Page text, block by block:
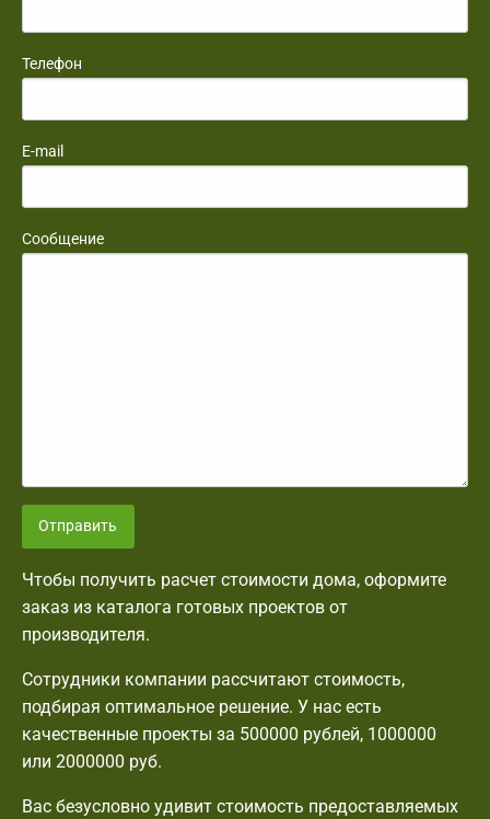
Телефон
E-mail
Сообщение
Отправить
Чтобы получить расчет стоимости дома, оформите
заказ из каталога готовых проектов от
производителя.
Сотрудники компании рассчитают стоимость,
подбирая оптимальное решение. У нас есть
качественные проекты за 500000 рублей, 1000000
или 2000000 руб.
Вас безусловно удивит стоимость предоставляемых